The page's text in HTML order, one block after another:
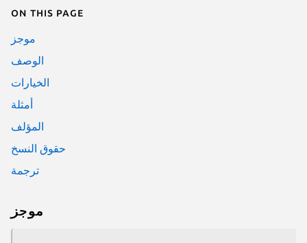
On this page
موجز
الوصف
الخيارات
أمثلة
المؤلف
حقوق النسخ
ترجمة
موجز